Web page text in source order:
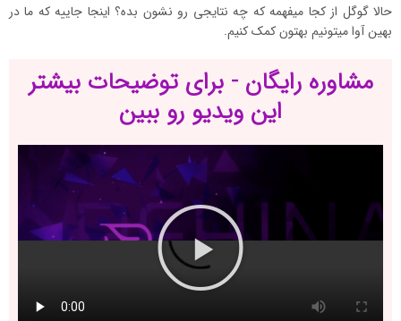
حالا گوگل از کجا میفهمه که چه نتایجی رو نشون بده؟ اینجا جاییه که ما در
بهین آوا میتونیم بهتون کمک کنیم.
مشاوره رایگان - برای توضیحات بیشتر
این ویدیو رو ببین